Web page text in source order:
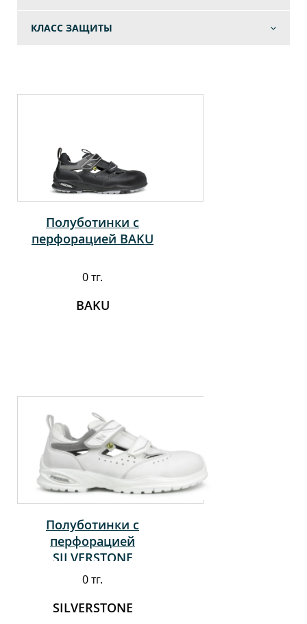
КЛАСС ЗАЩИТЫ
Полуботинки с
перфорацией BAKU
0 тг.
BAKU
Полуботинки с
перфорацией
SILVERSTONE
0 тг.
SILVERSTONE